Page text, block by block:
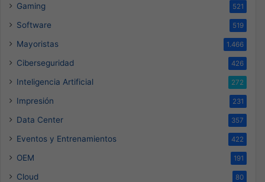
Gaming 521
Software 519
Mayoristas 1.466
Ciberseguridad 426
Inteligencia Artificial 272
Impresión 231
Data Center 357
Eventos y Entrenamientos 422
OEM 191
Cloud 80